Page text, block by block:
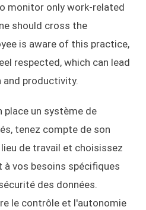
monitor only work-related
should cross the
is aware of this practice,
respected, which can lead
productivity.
place un système de
tenez compte de son
de travail et choisissez
vos besoins spécifiques
des données.
le contrôle et l'autonomie